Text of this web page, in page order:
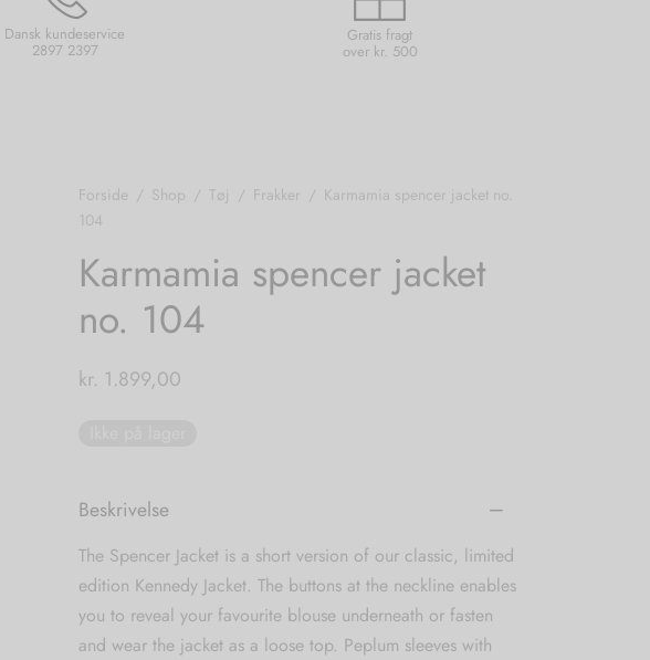
Dansk kundeservice
2897 2397
Gratis fragt
over kr. 500
Forside / Shop / Tøj / Frakker / Karmamia spencer jacket no.
104
Karmamia spencer jacket
no. 104
kr. 1.899,00
Beskrivelse
The Spencer Jacket is a short version of our classic, limited
edition Kennedy Jacket. The buttons at the neckline enables
you to reveal your favourite blouse underneath or fasten
and wear the jacket as a loose top. Peplum sleeves with